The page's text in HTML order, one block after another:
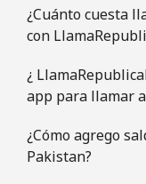
¿Cuánto cuesta
con
¿
app para llamar
¿Cómo agrego
Pakistan?